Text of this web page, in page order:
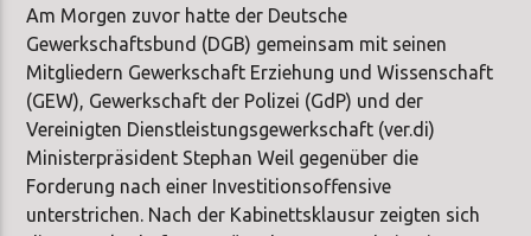
Am Morgen zuvor hatte der Deutsche
Gewerkschaftsbund (DGB) gemeinsam mit seinen
Mitgliedern Gewerkschaft Erziehung und Wissenschaft
(GEW), Gewerkschaft der Polizei (GdP) und der
Vereinigten Dienstleistungsgewerkschaft (ver.di)
Ministerpräsident Stephan Weil gegenüber die
Forderung nach einer Investitionsoffensive
unterstrichen. Nach der Kabinettsklausur zeigten sich